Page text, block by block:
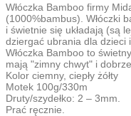
Włóczka Bamboo firmy
(1000%bambus). Włóczki
i świetnie się układają (są
dziergać ubrania dla dzieci
Włóczka Bamboo to
mają "zimny chwyt" i
Kolor ciemny, ciepły żółty
Motek 100g/330m
Druty/szydełko: 2 – 3mm.
Prać ręcznie.